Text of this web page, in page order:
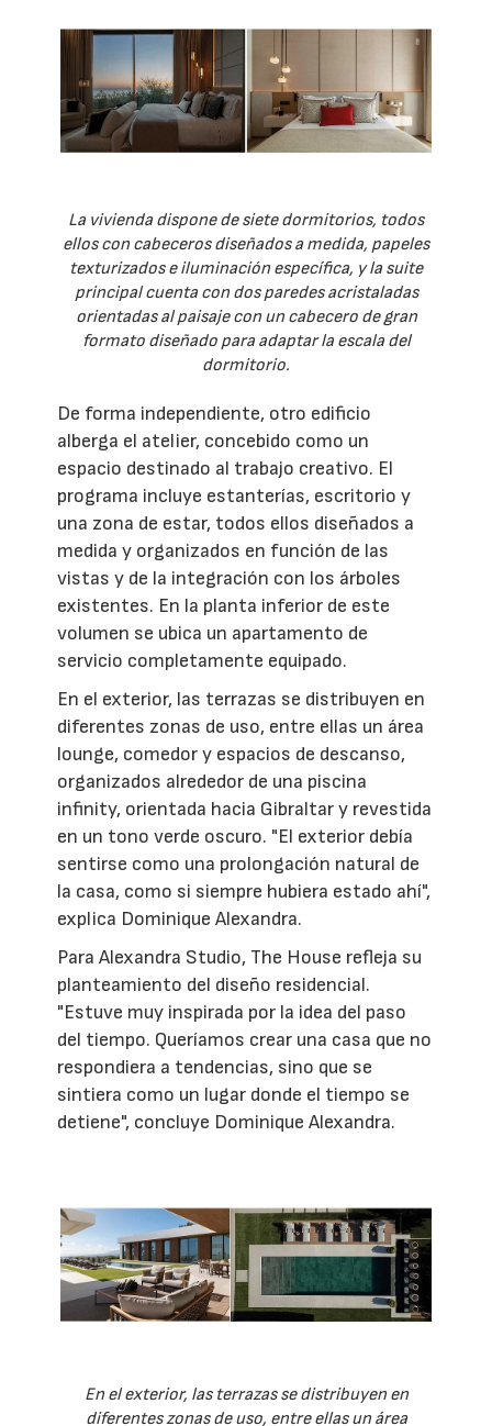
La vivienda dispone de siete dormitorios, todos
ellos con cabeceros diseñados a medida, papeles
texturizados e iluminación específica, y la suite
principal cuenta con dos paredes acristaladas
orientadas al paisaje con un cabecero de gran
formato diseñado para adaptar la escala del
dormitorio.
De forma independiente, otro edificio
alberga el atelier, concebido como un
espacio destinado al trabajo creativo. El
programa incluye estanterías, escritorio y
una zona de estar, todos ellos diseñados a
medida y organizados en función de las
vistas y de la integración con los árboles
existentes. En la planta inferior de este
volumen se ubica un apartamento de
servicio completamente equipado.
En el exterior, las terrazas se distribuyen en
diferentes zonas de uso, entre ellas un área
lounge, comedor y espacios de descanso,
organizados alrededor de una piscina
infinity, orientada hacia Gibraltar y revestida
en un tono verde oscuro. "El exterior debía
sentirse como una prolongación natural de
la casa, como si siempre hubiera estado ahí",
explica Dominique Alexandra.
Para Alexandra Studio, The House refleja su
planteamiento del diseño residencial.
"Estuve muy inspirada por la idea del paso
del tiempo. Queríamos crear una casa que no
respondiera a tendencias, sino que se
sintiera como un lugar donde el tiempo se
detiene", concluye Dominique Alexandra.
En el exterior, las terrazas se distribuyen en
diferentes zonas de uso, entre ellas un área